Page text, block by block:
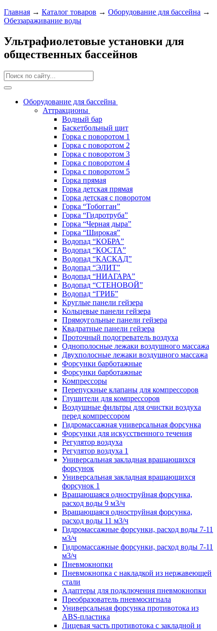
Главная → Каталог товаров → Оборудование для бассейна →
Обеззараживание воды
Ультрафиолетовые установки для
общественных бассейнов
Оборудование для бассейна
Аттракционы
Водный бар
Баскетбольный щит
Горка с поворотом 1
Горка с поворотом 2
Горка с поворотом 3
Горка с поворотом 4
Горка с поворотом 5
Горка прямая
Горка детская прямая
Горка детская с поворотом
Горка “Тобогган”
Горка “Гидротруба”
Горка “Черная дыра”
Горка “Широкая”
Водопад “КОБРА”
Водопад “КОСТА”
Водопад “КАСКАД”
Водопад “ЭЛИТ”
Водопад “НИАГАРА”
Водопад “СТЕНОВОЙ”
Водопад “ГРИБ”
Круглые панели гейзера
Кольцевые панели гейзера
Прямоугольные панели гейзера
Квадратные панели гейзера
Проточный подогреватель воздуха
Однополосные лежаки воздушного массажа
Двухполосные лежаки воздушного массажа
Форсунки барботажные
Форсунки барботажные
Компрессоры
Перепускные клапаны для компрессоров
Глушители для компрессоров
Воздушные фильтры для очистки воздуха
перед компрессором
Гидромассажная универсальная форсунка
Форсунки для искусственного течения
Регулятор воздуха
Регулятор воздуха 1
Универсальная закладная вращающихся
форсунок
Универсальная закладная вращающихся
форсунок 1
Вращающаяся одноструйная форсунка,
расход воды 9 м3/ч
Вращающаяся одноструйная форсунка,
расход воды 11 м3/ч
Гидромассажные форсунки, расход воды 7-11
м3/ч
Гидромассажные форсунки, расход воды 7-11
м3/ч
Пневмокнопки
Пневмокнопка с накладкой из нержавеющей
стали
Адаптеры для подключения пневмокнопки
Преобразователь пневмосигнала
Универсальная форсунка противотока из
ABS-пластика
Лицевая часть противотока с закладной и